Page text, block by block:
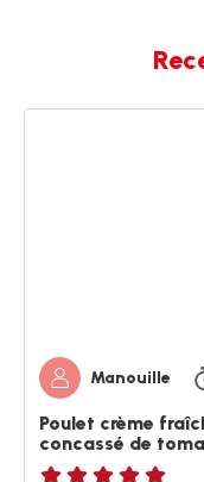
Manouille
Poulet crème
concassé de